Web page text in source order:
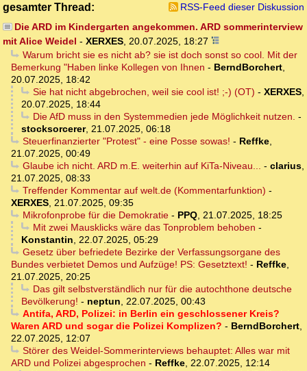
gesamter Thread:
RSS-Feed dieser Diskussion
Die ARD im Kindergarten angekommen. ARD sommerinterview
mit Alice Weidel - XERXES, 20.07.2025, 18:27
Warum bricht sie es nicht ab? sie ist doch sonst so cool. Mit der
Bemerkung "Haben linke Kollegen von Ihnen - BerndBorchert,
20.07.2025, 18:42
Sie hat nicht abgebrochen, weil sie cool ist! ;-) (OT) - XERXES,
20.07.2025, 18:44
Die AfD muss in den Systemmedien jede Möglichkeit nutzen. -
stocksorcerer, 21.07.2025, 06:18
Steuerfinanzierter "Protest" - eine Posse sowas! - Reffke,
21.07.2025, 00:49
Glaube ich nicht. ARD m.E. weiterhin auf KiTa-Niveau... - clarius,
21.07.2025, 08:33
Treffender Kommentar auf welt.de (Kommentarfunktion) -
XERXES, 21.07.2025, 09:35
Mikrofonprobe für die Demokratie- PPQ, 21.07.2025, 18:25
Mit zwei Mausklicks wäre das Tonproblem behoben -
Konstantin, 22.07.2025, 05:29
Gesetz über befriedete Bezirke der Verfassungsorgane des
Bundes verbietet Demos und Aufzüge! PS: Gesetztext! - Reffke,
21.07.2025, 20:25
Das gilt selbstverständlich nur für die autochthone deutsche
Bevölkerung! - neptun, 22.07.2025, 00:43
Antifa, ARD, Polizei: in Berlin ein geschlossener Kreis?
Waren ARD und sogar die Polizei Komplizen? - BerndBorchert,
22.07.2025, 12:07
Störer des Weidel-Sommerinterviews behauptet: Alles war mit
ARD und Polizei abgesprochen - Reffke, 22.07.2025, 12:14